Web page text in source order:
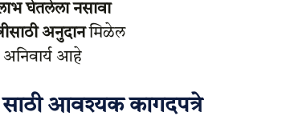
लाभ घेतलेला नसावा
अनुदानमिळेल
आहे
आवश्यक कागदपत्रे